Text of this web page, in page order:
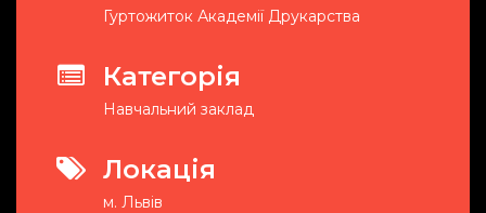
Гуртожиток Академії Друкарства
Категорія
Навчальний заклад
Локація
м. Львів